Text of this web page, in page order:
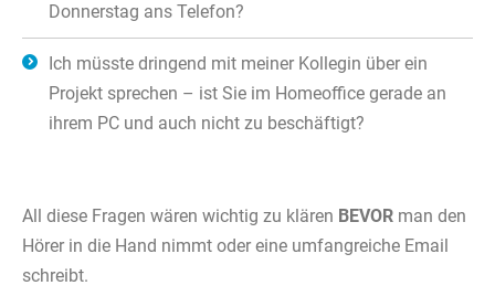
Donnerstag ans Telefon?
Ich müsste dringend mit meiner Kollegin über ein
Projekt sprechen – ist Sie im Homeoffice gerade an
ihrem PC und auch nicht zu beschäftigt?
All diese Fragen wären wichtig zu klären BEVOR man den
Hörer in die Hand nimmt oder eine umfangreiche Email
schreibt.